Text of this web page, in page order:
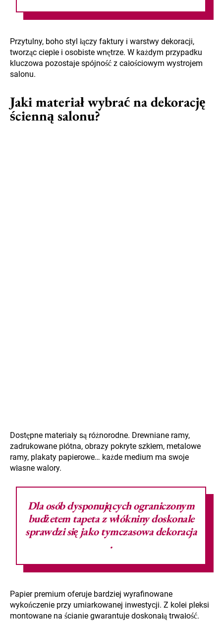
Przytulny, boho styl łączy faktury i warstwy dekoracji,
tworząc ciepłe i osobiste wnętrze. W każdym przypadku
kluczowa pozostaje spójność z całościowym wystrojem
salonu.
Jaki materiał wybrać na dekorację
ścienną salonu?
Dostępne materiały są różnorodne. Drewniane ramy,
zadrukowane płótna, obrazy pokryte szkłem, metalowe
ramy, plakaty papierowe… każde medium ma swoje
własne walory.
Dla osób dysponujących ograniczonym
budżetem tapeta z włókniny doskonale
sprawdzi się jako tymczasowa dekoracja
.
Papier premium oferuje bardziej wyrafinowane
wykończenie przy umiarkowanej inwestycji. Z kolei pleksi
montowane na ścianie gwarantuje doskonałą trwałość.